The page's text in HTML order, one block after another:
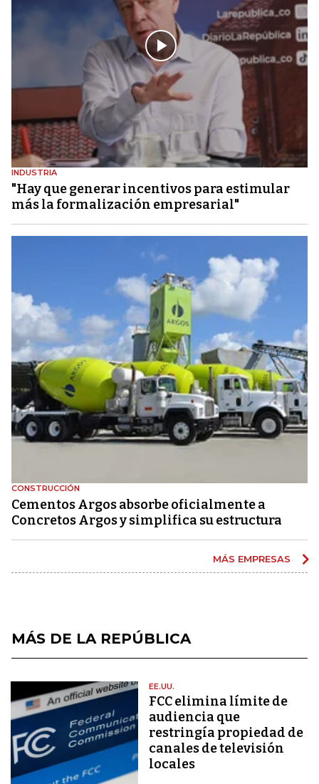
INDUSTRIA
"Hay que generar incentivos para estimular
más la formalización empresarial"
CONSTRUCCIÓN
Cementos Argos absorbe oficialmente a
Concretos Argos y simplifica su estructura
MÁS EMPRESAS
MÁS DE LA REPÚBLICA
EE.UU.
FCC elimina límite de
audiencia que
restringía propiedad de
canales de televisión
locales